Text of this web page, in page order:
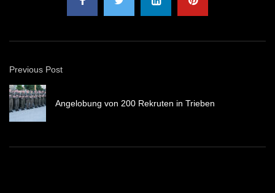
Previous Post
Angelobung von 200 Rekruten in Trieben